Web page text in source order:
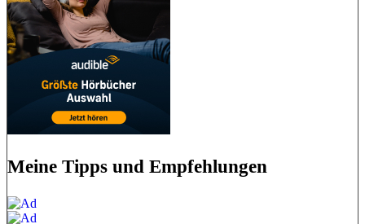
Meine Tipps und Empfehlungen